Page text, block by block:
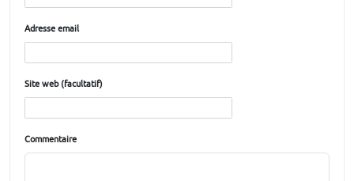
Adresse email
Site web (facultatif)
Commentaire